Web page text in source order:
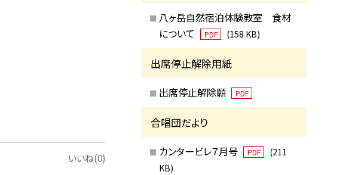
いいね(0)
八ヶ岳自然宿泊体験教室 食材
について
PDF (158 KB)
出席停止解除用紙
出席停止解除願 PDF
合唱団だより
カンタービレ７月号 PDF
(211
KB)